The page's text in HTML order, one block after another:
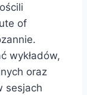
of
wykładów,
oraz
sesjach